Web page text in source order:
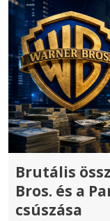
Brutális
Bros. és a
csúszása